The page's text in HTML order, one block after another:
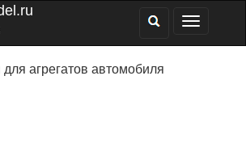
агрегатов автомобиля